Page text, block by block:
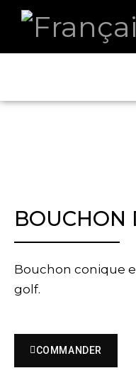
BOUCHON
Bouchon conique
golf.
COMMANDER